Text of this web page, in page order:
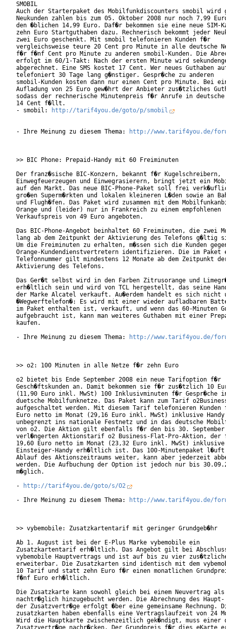
SMOBIL
Auch der Starterpaket des Mobilfunkdiscounters smobil wird
Neukunden zahlen bis zum 05. Oktober 2008 nur noch 7,99
den �blichen 14,99 Euro. Daf�r bekommen sie eine neue SIM-
zehn Euro Startguthaben dazu. Rechnerisch bekommt jeder
zwei Euro geschenkt. Mit smobil telefonieren Kunden f�r
vergleichsweise teure 20 Cent pro Minute in alle deutsche
f�r f�nf Cent pro Minute zu anderen smobil-Kunden. Die
erfolgt im 60/1-Takt: Nach der ersten Minute wird
abgerechnet. Eine SMS kostet 17 Cent. Wer neues Guthaben
telefoniert 30 Tage lang g�nstiger. Gespr�che zu anderen
smobil-Kunden kosten dann nur einen Cent pro Minute. Bei
Aufladung von 25 Euro gew�hrt der Anbieter zus�tzliches
sodass der rechnerische Minutenpreis f�r Anrufe in
14 Cent f�llt.
- smobil:
http://tarif4you.de/goto/p/smobil
- Ihre Meinung zu diesem Thema: http://www.tarif4you.de/
>> BIC Phone: Prepaid-Handy mit 60 Freiminuten
Der franz�sische BIC-Konzern, bekannt f�r Kugelschreibern,
Einwegfeuerzeugen und Einwegrasierern, bringt jetzt ein
auf den Markt. Das neue BIC-Phone-Paket soll frei
gro�en Superm�rkten und lokalen kleineren L�den sowie an
und Flugh�fen. Das Paket wird zusammen mit dem
Orange und (leider) nur in Frankreich zu einem empfohlenen
Verkaufspreis von 49 Euro angeboten.
Das BIC-Phone-Angebot beinhaltet 60 Freiminuten, die zwei
lang ab dem Zeitpunkt der Aktivierung des Telefons g�ltig
Um die Freiminuten zu erhalten, m�ssen sich die Kunden
Orange-Kundendienstvertretern identifizieren. Die im Paket
Telefonnummer gilt mindestens 12 Monate ab dem Zeitpunkt
Aktivierung des Telefons.
Das Ger�t selbst wird in den Farben Zitrusorange und
erh�ltlich sein und wird von TCL hergestellt, das seine
der Marke Alcatel verkauft. Au�erdem handelt es sich nicht
�Wegwerftelefon�: Es wird mit einer wieder aufladbaren
im Paket enthalten ist, verkauft, und wenn das 60-Minuten
aufgebraucht ist, kann man weiteres Guthaben mit einer
kaufen.
- Ihre Meinung zu diesem Thema:
http://www.tarif4you.de/
>> o2: 100 Minuten in alle Netze f�r zehn Euro
o2 bietet bis Ende September 2008 ein neue Tarifoption f�r
Gesch�ftskunden an. Damit bekommen sie f�r zus�tzlich 10
(11,90 Euro inkl. MwSt) 100 Inklusivminuten f�r Gespr�che
duetsche Mobilfunknetze. Das Paket kann zum Tarif
aufgeschaltet werden. Mit diesem Tarif telefonieren Kunden
Euro netto im Monat (29,16 Euro inkl. MwSt) inklusive Handy
unbegrenzt ins nationale Festnetz und in das deutsche
von o2. Die Aktion gilt ebenfalls f�r den bis 30. September
verl�ngerten Aktionstarif o2 Business-Flat-Pro-Aktion, der
19,60 Euro netto im Monat (23,32 Euro inkl. MwSt) inklusive
Einsteiger-Handy erh�ltlich ist. Das 100-Minutenpaket l�uft
Ablauf des Aktionszeitraums weiter, kann aber jederzeit
werden. Die Aufbuchung der Option ist jedoch nur bis
m�glich.
-
http://tarif4you.de/goto/s/O2
- Ihre Meinung zu diesem Thema:
http://www.tarif4you.de/
>> vybemobile: Zusatzkartentarif mit geringer Grundgeb�hr
Ab 1. August ist bei der E-Plus Marke vybemobile ein
Zusatzkartentarif erh�ltlich. Das Angebot gilt bei
vybemobile Hauptvertrags und ist auf bis zu vier
erweiterbar. Die Zusatzkarten sind identisch mit dem
10 Tarif und statt zehn Euro f�r einen monatlichen
f�nf Euro erh�ltlich.
Die Zusatzkarte kann sowohl gleich bei einem Neuvertrag als
nachtr�glich hinzugebucht werden. Die Abrechnung des
der Zusatzvertr�ge erfolgt �ber eine gemeinsame Rechnung.
zusatzkarten haben ebenfalls eine Vertragslaufzeit von 24
Wird die Hauptkarte zwischenzeitlich gek�ndigt, muss einer
Zusatzvertr�ge nachr�cken. Der Grundpreis f�r dies eKarte